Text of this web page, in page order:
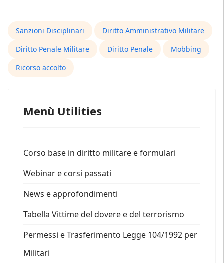
Sanzioni Disciplinari
Diritto Amministrativo Militare
Diritto Penale Militare
Diritto Penale
Mobbing
Ricorso accolto
Menù Utilities
Corso base in diritto militare e formulari
Webinar e corsi passati
News e approfondimenti
Tabella Vittime del dovere e del terrorismo
Permessi e Trasferimento Legge 104/1992 per
Militari